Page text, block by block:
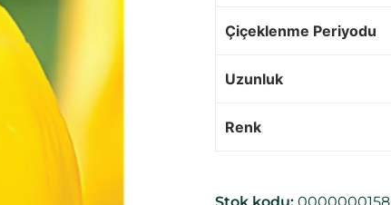
Çiçeklenme Periyodu
Uzunluk
Renk